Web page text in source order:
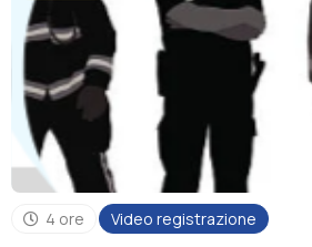
4 ore Video registrazione